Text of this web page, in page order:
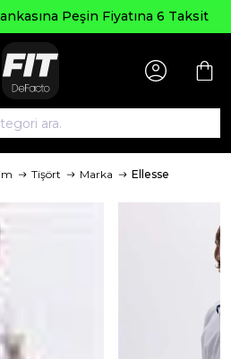
Fiyatına 6 Taksit
Tişört Marka Ellesse